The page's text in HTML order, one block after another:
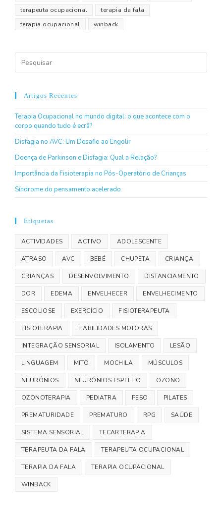
terapeuta ocupacional
terapia da fala
terapia ocupacional
winback
Artigos Recentes
Terapia Ocupacional no mundo digital: o que acontece com o
corpo quando tudo é ecrã?
Disfagia no AVC: Um Desafio ao Engolir
Doença de Parkinson e Disfagia: Qual a Relação?
Importância da Fisioterapia no Pós-Operatório de Crianças
Síndrome do pensamento acelerado
Etiquetas
ACTIVIDADES ACTIVO ADOLESCENTE
ATRASO AVC BEBÉ CHUPETA CRIANÇA
CRIANÇAS DESENVOLVIMENTO DISTANCIAMENTO
DOR EDEMA ENVELHECER ENVELHECIMENTO
ESCOLIOSE EXERCÍCIO FISIOTERAPEUTA
FISIOTERAPIA HABILIDADES MOTORAS
INTEGRAÇÃO SENSORIAL ISOLAMENTO LESÃO
LINGUAGEM MITO MOCHILA MÚSCULOS
NEURÓNIOS NEURÓNIOS ESPELHO OZONO
OZONOTERAPIA PEDIATRA PESO PILATES
PREMATURIDADE PREMATURO RPG SAÚDE
SISTEMA SENSORIAL TECARTERAPIA
TERAPEUTA DA FALA TERAPEUTA OCUPACIONAL
TERAPIA DA FALA TERAPIA OCUPACIONAL
WINBACK